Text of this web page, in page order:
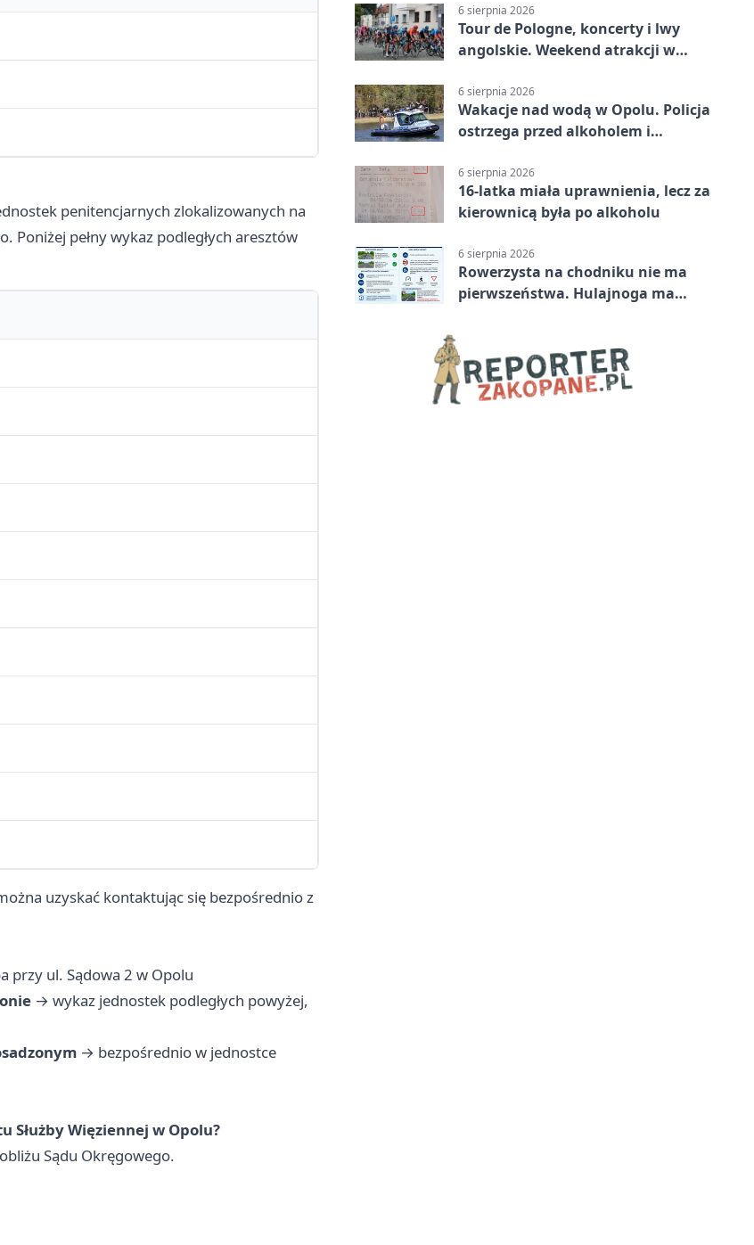
penitencjarnych zlokalizowanych na
pełny wykaz podległych aresztów
uzyskać kontaktując się bezpośrednio z
przy ul. Sądowa 2 w Opolu
→ wykaz jednostek podległych powyżej,
→ bezpośrednio w jednostce
Służby Więziennej w Opolu?
Sądu Okręgowego.
6 sierpnia 2026
Tour de Pologne, koncerty i lwy
angolskie. Weekend atrakcji w
6 sierpnia 2026
Wakacje nad wodą w Opolu. Policja
ostrzega przed alkoholem i
6 sierpnia 2026
16-latka miała uprawnienia, lecz za
kierownicą była po alkoholu
6 sierpnia 2026
Rowerzysta na chodniku nie ma
pierwszeństwa. Hulajnoga ma